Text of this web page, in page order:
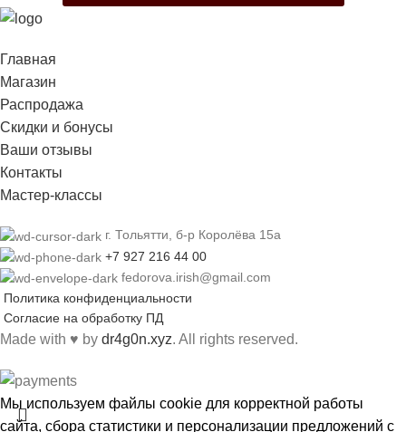
Главная
Магазин
Распродажа
Cкидки и бонусы
Ваши отзывы
Контакты
Мастер-классы
г. Тольятти, б-р Королёва 15а
+7 927 216 44 00
fedorova.irish@gmail.com
Политика конфиденциальности
Согласие на обработку ПД
Made with ♥ by dr4g0n.xyz. All rights reserved.
Мы используем файлы cookie для корректной работы
сайта, сбора статистики и персонализации предложений с